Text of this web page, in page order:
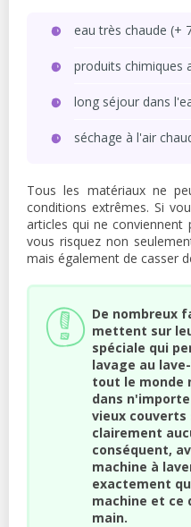
eau très chaude (+
produits chimiques
long séjour dans
séchage à l'air
Tous les matériaux ne
conditions extrêmes. Si
articles qui ne
vous risquez non
mais également de casser
De nombreux
mettent sur
spéciale qui
lavage au
tout le monde
dans
vieux couverts
clairement
conséquent,
machine à
exactement
machine et ce
main.